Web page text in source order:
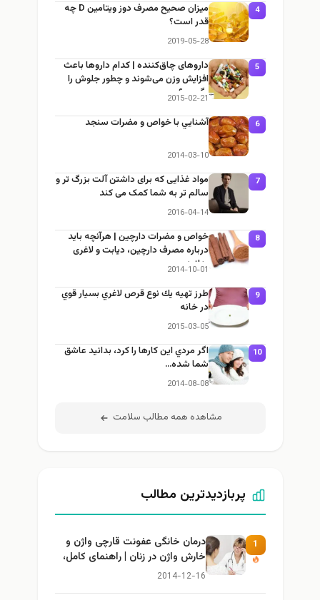
4
میزان صحیح مصرف دوز ویتامین D چه
قدر است؟
2019-05-28
5
داروهای چاق‌کننده | کدام داروها باعث
افزایش وزن می‌شوند و چطور جلوش را
بگیریم؟
2015-02-21
6 آشنايي با خواص و مضرات سنجد
2014-03-10
7
مواد غذایی که برای داشتن آلت بزرگ تر و
سالم تر به شما کمک می کند
2016-04-14
8
خواص و مضرات دارچین | هرآنچه باید
درباره مصرف دارچین، دیابت و لاغری
بدانید
2014-10-01
9
طرز تهيه يك نوع قرص لاغري بسيار قوي
در خانه
2015-03-05
10
اگر مردي اين كارها را كرد، بدانيد عاشق
شما شده…
2014-08-08
مشاهده همه مطالب سلامت
پربازدیدترین مطالب
1
درمان خانگی عفونت قارچی واژن و
خارش واژن در زنان | راهنمای کامل،
ایمن و کاربردی
2014-12-16